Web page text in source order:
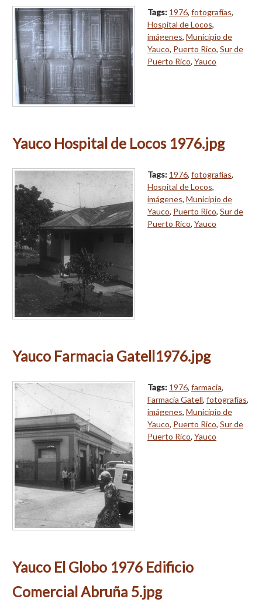
Tags: 1976, fotografías,
Hospital de Locos,
imágenes, Municipio de
Yauco, Puerto Rico, Sur de
Puerto Rico, Yauco
Yauco Hospital de Locos 1976.jpg
Tags: 1976, fotografías,
Hospital de Locos,
imágenes, Municipio de
Yauco, Puerto Rico, Sur de
Puerto Rico, Yauco
Yauco Farmacia Gatell1976.jpg
Tags: 1976, farmacia,
Farmacia Gatell, fotografías,
imágenes, Municipio de
Yauco, Puerto Rico, Sur de
Puerto Rico, Yauco
Yauco El Globo 1976 Edificio
Comercial Abruña 5.jpg